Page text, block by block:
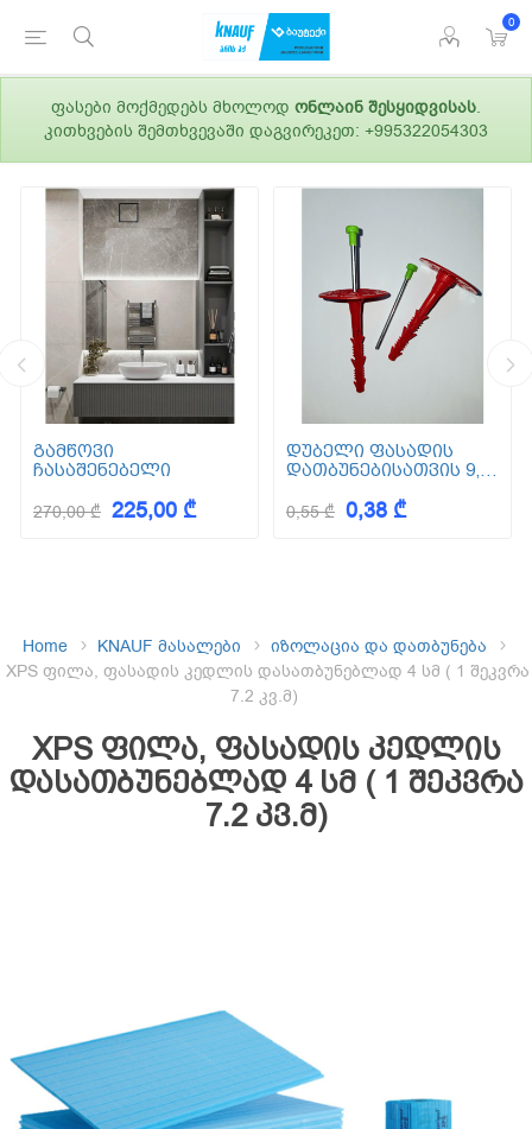
0
ფასები მოქმედებს მხოლოდ ონლაინ შესყიდვისას.
კითხვების შემთხვევაში დაგვირეკეთ: +995322054303
გამწოვი
ჩასაშენებელი
270,00 ₾ 225,00 ₾
დუბელი ფასადის
დათბუნებისათვის 9,5
0,55 ₾ 0,38 ₾
Home KNAUF მასალები
იზოლაცია და დათბუნება
XPS ფილა, ფასადის კედლის დასათბუნებლად 4 სმ ( 1 შეკვრა
7.2 კვ.მ)
XPS ფილა, ფასადის კედლის
დასათბუნებლად 4 სმ ( 1 შეკვრა
7.2 კვ.მ)